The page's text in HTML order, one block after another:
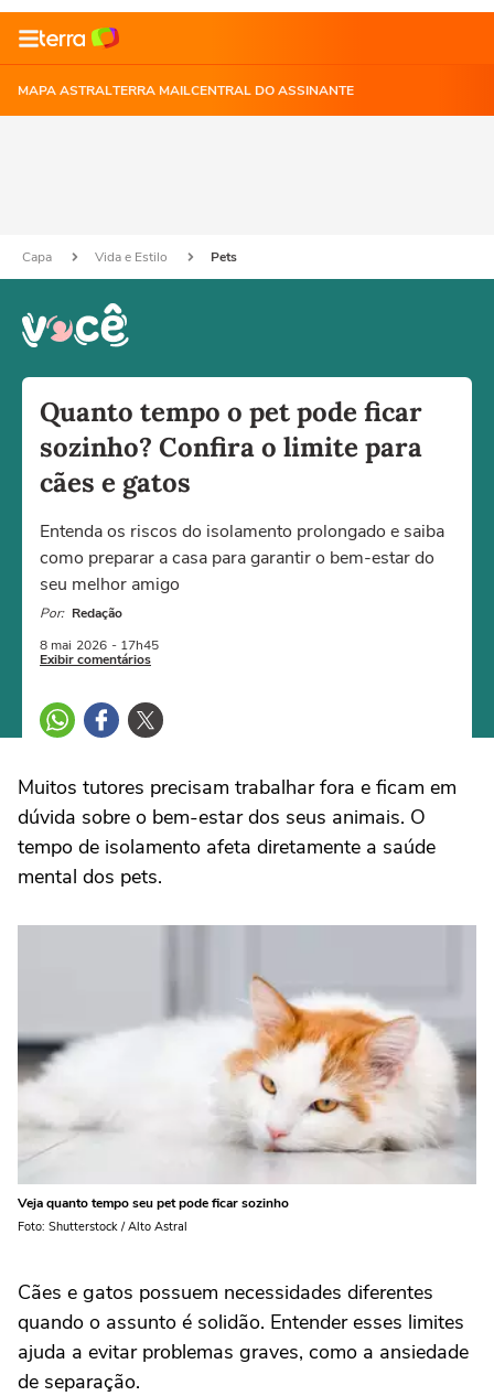
MAPA ASTRALTERRA MAILCENTRAL DO ASSINANTE
Capa Vida e Estilo Pets
Quanto tempo o pet pode ficar
sozinho? Confira o limite para
cães e gatos
Entenda os riscos do isolamento prolongado e saiba
como preparar a casa para garantir o bem-estar do
seu melhor amigo
Por: Redação
8 mai 2026 - 17h45
Exibir comentários
Muitos tutores precisam trabalhar fora e ficam em
dúvida sobre o bem-estar dos seus animais. O
tempo de isolamento afeta diretamente a saúde
mental dos pets.
Veja quanto tempo seu pet pode ficar sozinho
Foto: Shutterstock / Alto Astral
Cães e gatos possuem necessidades diferentes
quando o assunto é solidão. Entender esses limites
ajuda a evitar problemas graves, como a ansiedade
de separação.